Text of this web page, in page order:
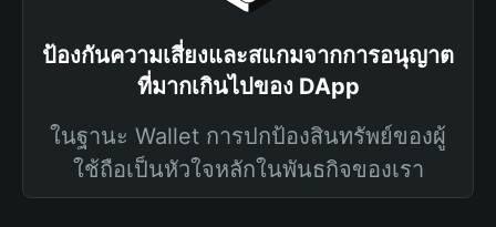
ป้องกันความเสี่ยงและสแกมจากการอนุญาต
ที่มากเกินไปของ DApp
ในฐานะ Wallet การปกป้องสินทรัพย์ของผู้
ใช้ถือเป็นหัวใจหลักในพันธกิจของเรา